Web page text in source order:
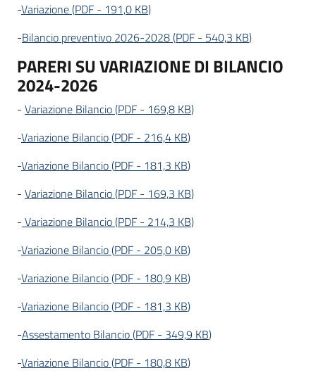
-Variazione(PDF - 191,0 KB)
-Bilancio preventivo 2026-2028(PDF - 540,3 KB)
PARERI SU VARIAZIONE DI BILANCIO
2024-2026
- Variazione Bilancio(PDF - 169,8 KB)
-Variazione Bilancio(PDF - 216,4 KB)
-Variazione Bilancio(PDF - 181,3 KB)
- Variazione Bilancio(PDF - 169,3 KB)
- Variazione Bilancio(PDF - 214,3 KB)
-Variazione Bilancio(PDF - 205,0 KB)
-Variazione Bilancio(PDF - 180,9 KB)
-Variazione Bilancio(PDF - 181,3 KB)
-Assestamento Bilancio(PDF - 349,9 KB)
-Variazione Bilancio(PDF - 180,8 KB)